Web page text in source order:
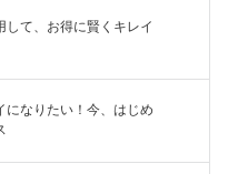
て、お得に賢くキレイ
になりたい！今、はじめ